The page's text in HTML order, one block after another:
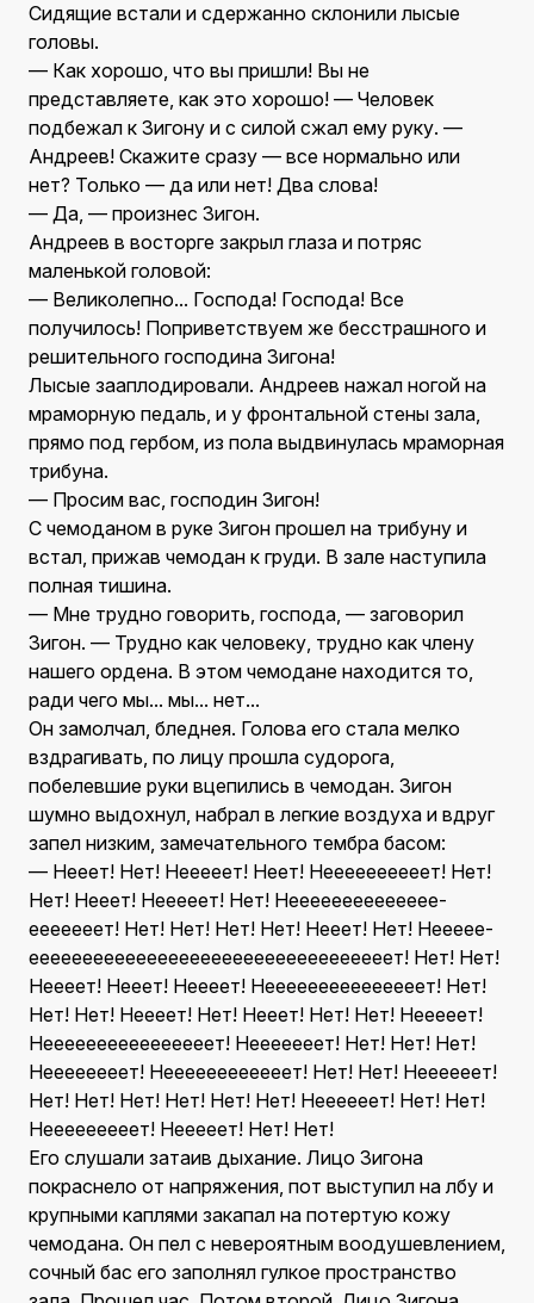
Сидящие встали и сдержанно склонили лысые
головы.
— Как хорошо, что вы пришли! Вы не
представляете, как это хорошо! — Человек
подбежал к Зигону и с силой сжал ему руку. —
Андреев! Скажите сразу — все нормально или
нет? Только — да или нет! Два слова!
— Да, — произнес Зигон.
Андреев в восторге закрыл глаза и потряс
маленькой головой:
— Великолепно... Господа! Господа! Все
получилось! Поприветствуем же бесстрашного и
решительного господина Зигона!
Лысые зааплодировали. Андреев нажал ногой на
мраморную педаль, и у фронтальной стены зала,
прямо под гербом, из пола выдвинулась мраморная
трибуна.
— Просим вас, господин Зигон!
С чемоданом в руке Зигон прошел на трибуну и
встал, прижав чемодан к груди. В зале наступила
полная тишина.
— Мне трудно говорить, господа, — заговорил
Зигон. — Трудно как человеку, трудно как члену
нашего ордена. В этом чемодане находится то,
ради чего мы... мы... нет...
Он замолчал, бледнея. Голова его стала мелко
вздрагивать, по лицу прошла судорога,
побелевшие руки вцепились в чемодан. Зигон
шумно выдохнул, набрал в легкие воздуха и вдруг
запел низким, замечательного тембра басом:
— Нееет! Нет! Нееееет! Неет! Неееее­ееееет! Нет!
Нет! Нееет! Нееееет! Нет! Нееееее­ееееееее­
ееееееет! Нет! Нет! Нет! Нет! Нееет! Нет! Неееее­
еееееееее­ееееееее­ееееее­ееееее­ееееет! Нет! Нет!
Неееет! Нееет! Неееет! Нееееееее­ееееееет! Нет!
Нет! Нет! Неееет! Нет! Нееет! Нет! Нет! Нееееет!
Неееееееее­ееееееет! Нееееееет! Нет! Нет! Нет!
Неееееееет! Нееееее­еееееет! Нет! Нет! Неееееет!
Нет! Нет! Нет! Нет! Нет! Нет! Неееееет! Нет! Нет!
Нееееееееет! Нееееет! Нет! Нет!
Его слушали затаив дыхание. Лицо Зигона
покраснело от напряжения, пот выступил на лбу и
крупными каплями закапал на потертую кожу
чемодана. Он пел с невероятным воодушевлением,
сочный бас его заполнял гулкое пространство